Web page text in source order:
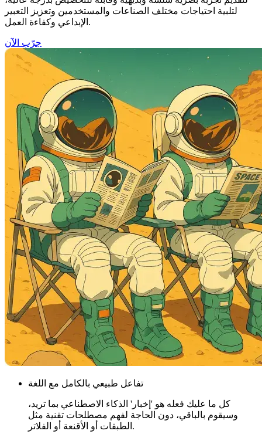
لتلبية احتياجات مختلف الصناعات والمستخدمين وتعزيز التعبير
الإبداعي وكفاءة العمل.
جرّب الآن
تفاعل طبيعي بالكامل مع اللغة
كل ما عليك فعله هو 'إخبار' الذكاء الاصطناعي بما تريد،
وسيقوم بالباقي، دون الحاجة لفهم مصطلحات تقنية مثل
الطبقات أو الأقنعة أو الفلاتر.